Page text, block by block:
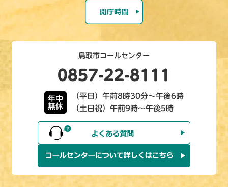
鳥取市コールセンター
0857-22-8111
年中
無休
（平日）午前8時30分～午後6時
（土日祝）午前9時～午後5時